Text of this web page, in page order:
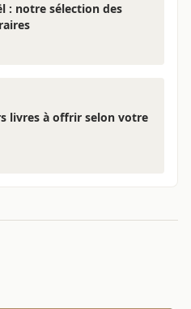
: notre sélection des
livres à offrir selon votre